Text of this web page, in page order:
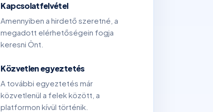
Kapcsolatfelvétel
Amennyiben a hirdető szeretné, a
megadott elérhetőségein fogja
keresni Önt.
Közvetlen egyeztetés
A további egyeztetés már
közvetlenül a felek között, a
platformon kívül történik.